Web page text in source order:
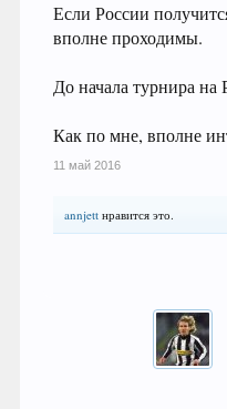
Если России
вполне проходимы.
До начала турнира на
Как по мне, вполне
11 май 2016
annjett нравится это.